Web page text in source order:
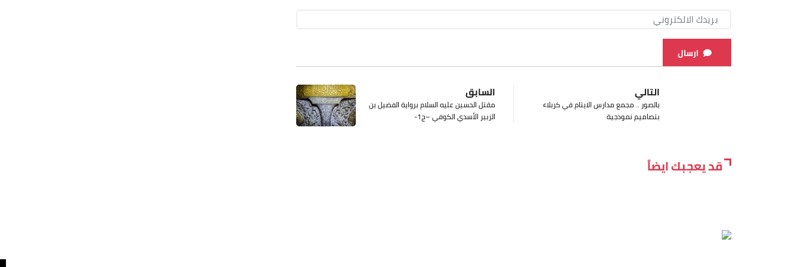
ارسال
السابق
مقتل الحسين عليه السلام برواية الفضيل بن
الزبير الأسدي الكوفي –ج1-
التالي
بالصور .. مجمع مدارس الايتام في كربلاء
بتصاميم نموذجية
قد يعجبك ايضاً